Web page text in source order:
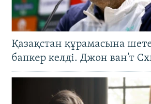
Қазақстан құрамасына
бапкер келді. Джон ван’т